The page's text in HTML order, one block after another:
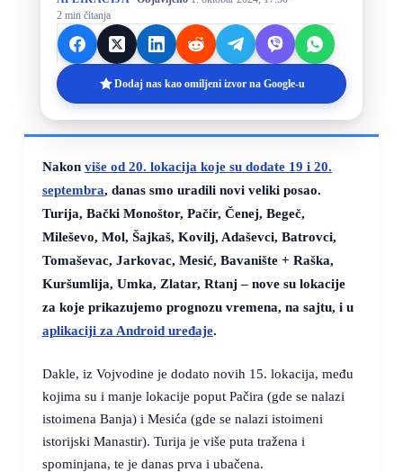
2 min čitanja
Dodaj nas kao omiljeni izvor na Google-u
Nakon više od 20. lokacija koje su dodate 19 i 20.
septembra, danas smo uradili novi veliki posao.
Turija, Bački Monoštor, Pačir, Čenej, Begeč,
Mileševo, Mol, Šajkaš, Kovilj, Adaševci, Batrovci,
Tomaševac, Jarkovac, Mesić, Bavanište + Raška,
Kuršumlija, Umka, Zlatar, Rtanj – nove su lokacije
za koje prikazujemo prognozu vremena, na sajtu, i u
aplikaciji za Android uređaje.
Dakle, iz Vojvodine je dodato novih 15. lokacija, među
kojima su i manje lokacije poput Pačira (gde se nalazi
istoimena Banja) i Mesića (gde se nalazi istoimeni
istorijski Manastir). Turija je više puta tražena i
spominjana, te je danas prva i ubačena.